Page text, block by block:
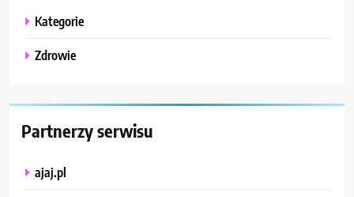
Kategorie
Zdrowie
Partnerzy serwisu
ajaj.pl